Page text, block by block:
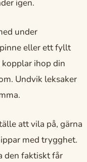
igen.
under
eller ett fyllt
ihop din
Undvik leksaker
att vila på, gärna
med trygghet.
den faktiskt får